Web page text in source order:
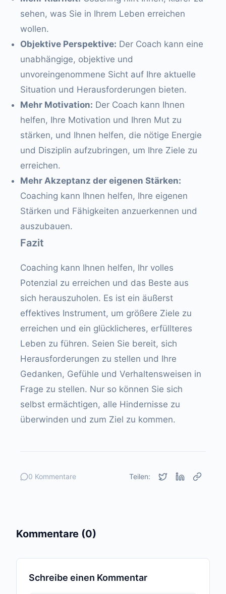
sehen, was Sie in Ihrem Leben erreichen
wollen.
Objektive Perspektive: Der Coach kann eine
unabhängige, objektive und
unvoreingenommene Sicht auf Ihre aktuelle
Situation und Herausforderungen bieten.
Mehr Motivation: Der Coach kann Ihnen
helfen, Ihre Motivation und Ihren Mut zu
stärken, und Ihnen helfen, die nötige Energie
und Disziplin aufzubringen, um Ihre Ziele zu
erreichen.
Mehr Akzeptanz der eigenen Stärken:
Coaching kann Ihnen helfen, Ihre eigenen
Stärken und Fähigkeiten anzuerkennen und
auszubauen.
Fazit
Coaching kann Ihnen helfen, Ihr volles
Potenzial zu erreichen und das Beste aus
sich herauszuholen. Es ist ein äußerst
effektives Instrument, um größere Ziele zu
erreichen und ein glücklicheres, erfüllteres
Leben zu führen. Seien Sie bereit, sich
Herausforderungen zu stellen und Ihre
Gedanken, Gefühle und Verhaltensweisen in
Frage zu stellen. Nur so können Sie sich
selbst ermächtigen, alle Hindernisse zu
überwinden und zum Ziel zu kommen.
0 Kommentare Teilen:
Kommentare (0)
Schreibe einen Kommentar